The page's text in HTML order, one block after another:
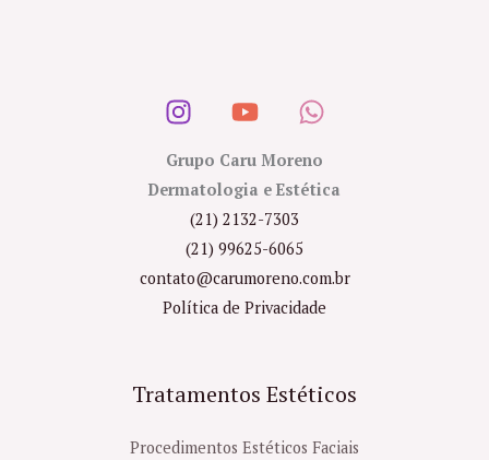
Grupo Caru Moreno
Dermatologia e Estética
(21) 2132-7303
(21) 99625-6065
contato@carumoreno.com.br
Política de Privacidade
Tratamentos Estéticos
Procedimentos Estéticos Faciais